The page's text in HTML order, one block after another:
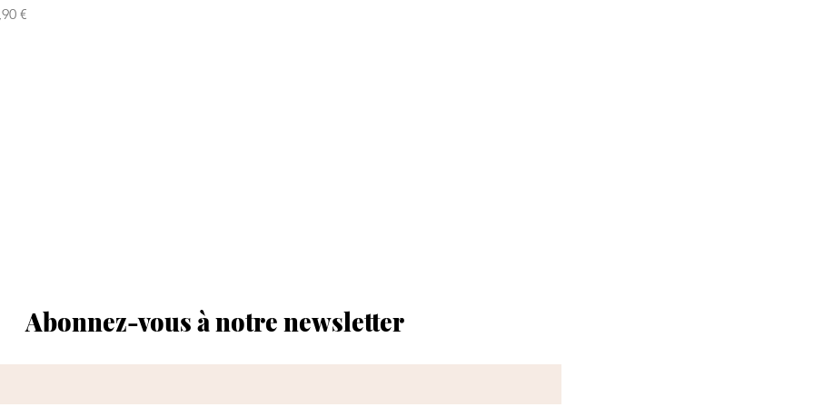
€
Abonnez-vous à notre newsletter